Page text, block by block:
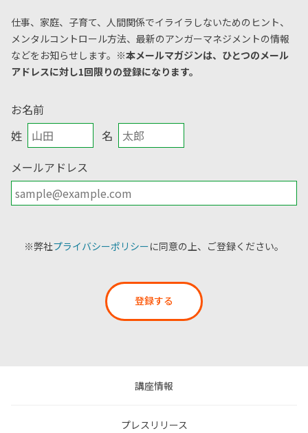
仕事、家庭、子育て、人間関係でイライラしないためのヒント、
メンタルコントロール方法、 最新のアンガーマネジメントの情報
などをお知らせします。 ※本メールマガジンは、ひとつのメール
アドレスに対し1回限りの登録になります。
お名前
姓
名
メールアドレス
※弊社プライバシーポリシーに同意の上、ご登録ください。
登録する
講座情報
プレスリリース